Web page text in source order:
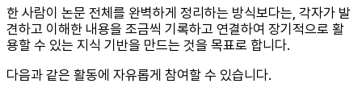
한 사람이 논문 전체를 완벽하게 정리하는 방식보다는, 각자가 발
견하고 이해한 내용을 조금씩 기록하고 연결하여 장기적으로 활
용할 수 있는 지식 기반을 만드는 것을 목표로 합니다.
다음과 같은 활동에 자유롭게 참여할 수 있습니다.